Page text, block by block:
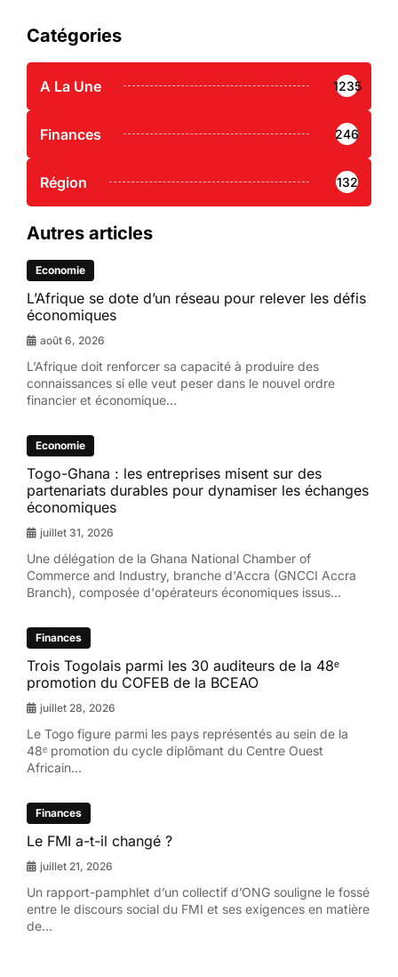
Catégories
A La Une 1235
Finances 246
Région 132
Autres articles
Economie
L’Afrique se dote d’un réseau pour relever les défis
économiques
août 6, 2026
L’Afrique doit renforcer sa capacité à produire des
connaissances si elle veut peser dans le nouvel ordre
financier et économique...
Economie
Togo-Ghana : les entreprises misent sur des
partenariats durables pour dynamiser les échanges
économiques
juillet 31, 2026
Une délégation de la Ghana National Chamber of
Commerce and Industry, branche d'Accra (GNCCI Accra
Branch), composée d'opérateurs économiques issus...
Finances
Trois Togolais parmi les 30 auditeurs de la 48ᵉ
promotion du COFEB de la BCEAO
juillet 28, 2026
Le Togo figure parmi les pays représentés au sein de la
48ᵉ promotion du cycle diplômant du Centre Ouest
Africain...
Finances
Le FMI a-t-il changé ?
juillet 21, 2026
Un rapport-pamphlet d’un collectif d’ONG souligne le fossé
entre le discours social du FMI et ses exigences en matière
de...